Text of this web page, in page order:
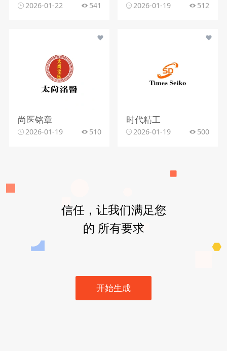
2026-01-22 541 2026-01-19 512
尚医铭章
2026-01-19 510
时代精工
2026-01-19 500
信任，让我们满足您
的 所有要求
开始生成